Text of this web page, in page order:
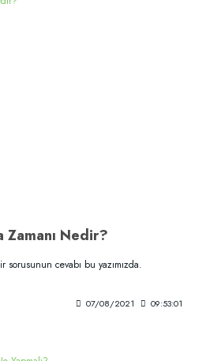
Nedir?
sorusunun cevabı bu yazımızda.
07/08/2021 09:53:01